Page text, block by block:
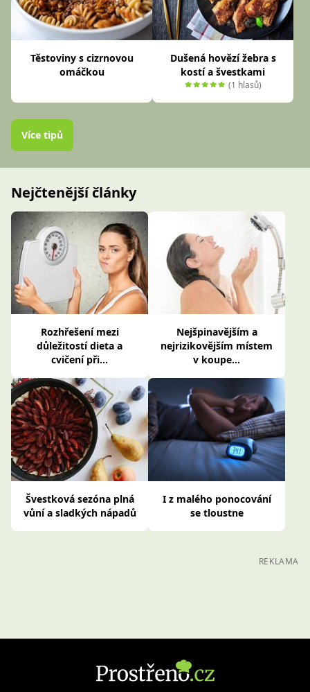
Těstoviny s cizrnovou
omáčkou
Dušená hovězí žebra s
kostí a švestkami
(1 hlasů)
Více tipů
Nejčtenější články
Rozhřešení mezi
důležitostí dieta a
cvičení při...
Nejšpinavějším a
nejrizikovějším místem
v koupe...
Švestková sezóna plná
vůní a sladkých nápadů
I z malého ponocování
se tloustne
REKLAMA